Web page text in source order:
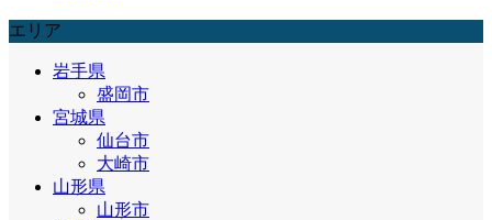
エリア
岩手県
盛岡市
宮城県
仙台市
大崎市
山形県
山形市